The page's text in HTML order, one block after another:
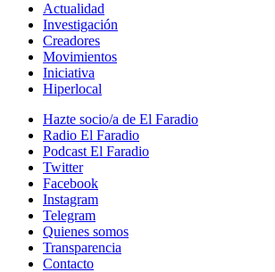
Actualidad
Investigación
Creadores
Movimientos
Iniciativa
Hiperlocal
Hazte socio/a de El Faradio
Radio El Faradio
Podcast El Faradio
Twitter
Facebook
Instagram
Telegram
Quienes somos
Transparencia
Contacto